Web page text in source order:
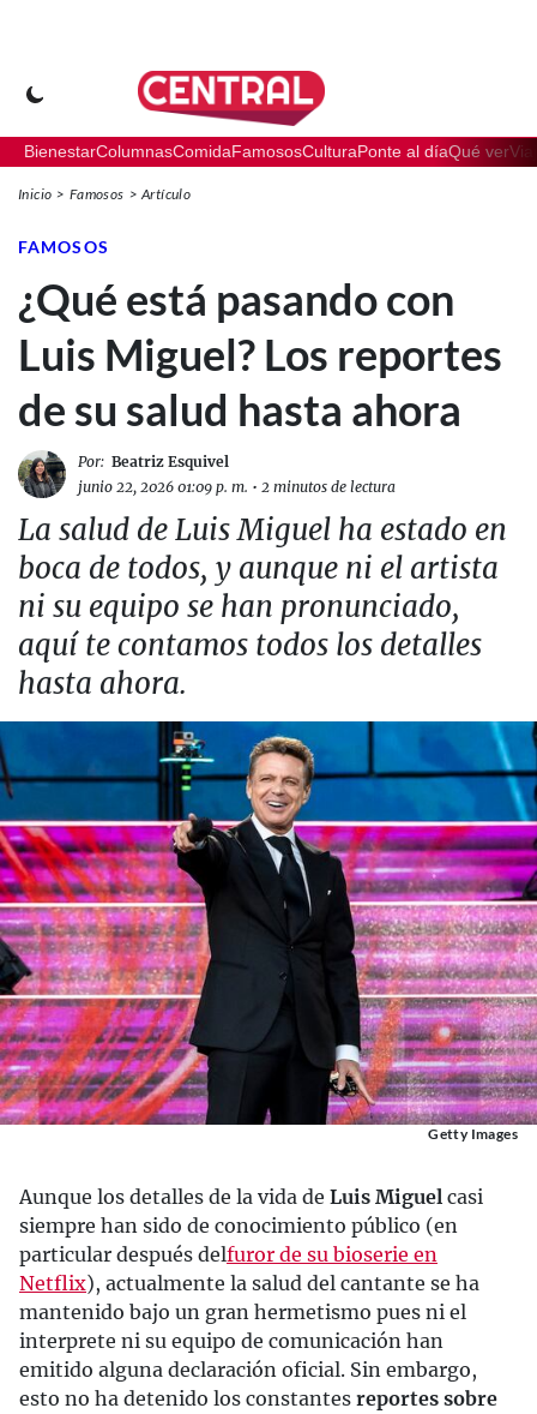
BienestarColumnasComidaFamososCulturaPonte al díaQué ver
Inicio Famosos Artículo
FAMOSOS
¿Qué está pasando con
Luis Miguel? Los reportes
de su salud hasta ahora
Por: Beatriz Esquivel
junio 22, 2026 01:09 p. m. • 2 minutos de lectura
La salud de Luis Miguel ha estado en
boca de todos, y aunque ni el artista
ni su equipo se han pronunciado,
aquí te contamos todos los detalles
hasta ahora.
Getty Images
Aunque los detalles de la vida de Luis Miguel casi
siempre han sido de conocimiento público (en
particular después delfuror de su bioserie en
Netflix), actualmente la salud del cantante se ha
mantenido bajo un gran hermetismo pues ni el
interprete ni su equipo de comunicación han
emitido alguna declaración oficial. Sin embargo,
esto no ha detenido los constantes reportes sobre